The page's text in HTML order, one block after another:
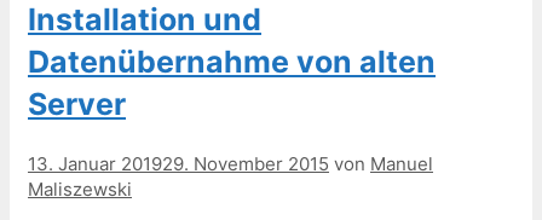
Installation und
Datenübernahme von alten
Server
13. Januar 201929. November 2015 von Manuel
Maliszewski